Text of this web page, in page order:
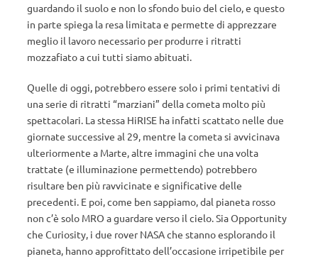
guardando il suolo e non lo sfondo buio del cielo, e questo
in parte spiega la resa limitata e permette di apprezzare
meglio il lavoro necessario per produrre i ritratti
mozzafiato a cui tutti siamo abituati.
Quelle di oggi, potrebbero essere solo i primi tentativi di
una serie di ritratti “marziani” della cometa molto più
spettacolari. La stessa HiRISE ha infatti scattato nelle due
giornate successive al 29, mentre la cometa si avvicinava
ulteriormente a Marte, altre immagini che una volta
trattate (e illuminazione permettendo) potrebbero
risultare ben più ravvicinate e significative delle
precedenti. E poi, come ben sappiamo, dal pianeta rosso
non c’è solo MRO a guardare verso il cielo. Sia Opportunity
che Curiosity, i due rover NASA che stanno esplorando il
pianeta, hanno approfittato dell’occasione irripetibile per